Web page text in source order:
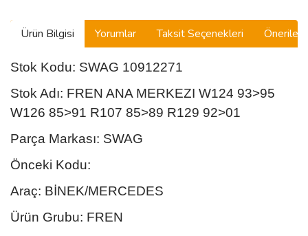
Ürün Bilgisi Yorumlar Taksit Seçenekleri
Stok Kodu: SWAG 10912271
Stok Adı: FREN ANA MERKEZI W124 93>95
W126 85>91 R107 85>89 R129 92>01
Parça Markası: SWAG
Önceki Kodu:
Araç: BİNEK/MERCEDES
Ürün Grubu: FREN